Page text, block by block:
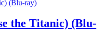
the Titanic) (Blu-